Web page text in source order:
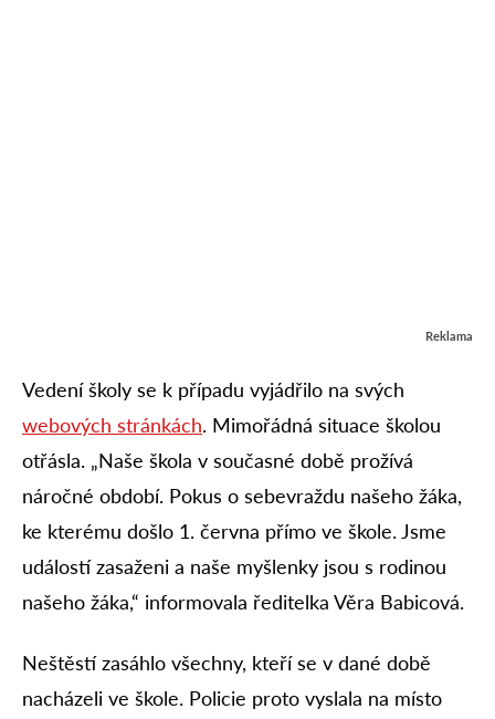
Reklama
Vedení školy se k případu vyjádřilo na svých
webových stránkách. Mimořádná situace školou
otřásla. „Naše škola v současné době prožívá
náročné období. Pokus o sebevraždu našeho žáka,
ke kterému došlo 1. června přímo ve škole. Jsme
událostí zasaženi a naše myšlenky jsou s rodinou
našeho žáka,“ informovala ředitelka Věra Babicová.
Neštěstí zasáhlo všechny, kteří se v dané době
nacházeli ve škole. Policie proto vyslala na místo